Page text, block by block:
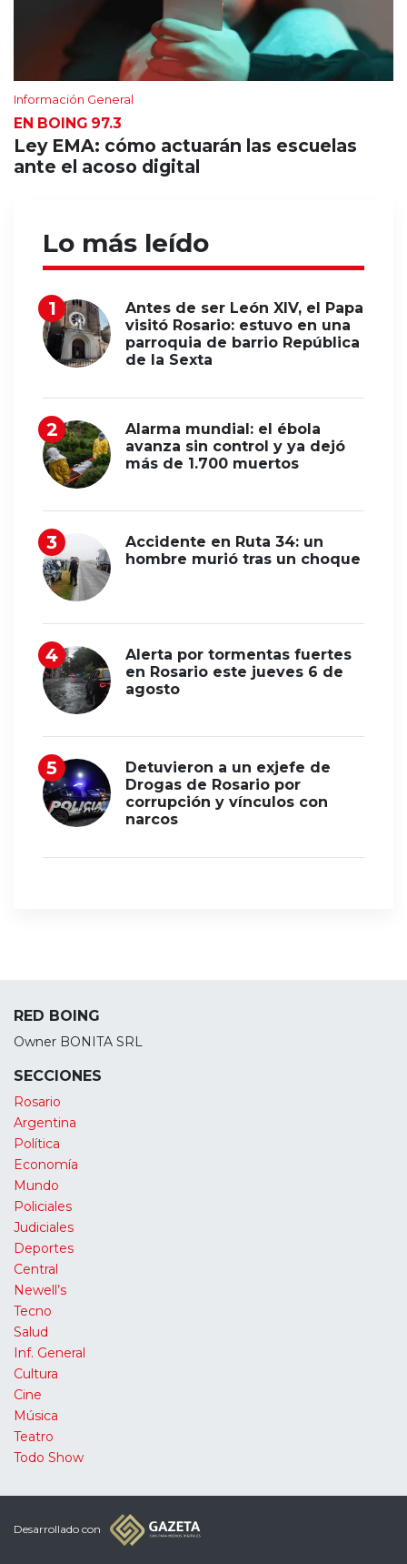
Información General
EN BOING 97.3
Ley EMA: cómo actuarán las escuelas
ante el acoso digital
Lo más leído
Antes de ser León XIV, el Papa
visitó Rosario: estuvo en una
parroquia de barrio República
de la Sexta
Alarma mundial: el ébola
avanza sin control y ya dejó
más de 1.700 muertos
Accidente en Ruta 34: un
hombre murió tras un choque
Alerta por tormentas fuertes
en Rosario este jueves 6 de
agosto
Detuvieron a un exjefe de
Drogas de Rosario por
corrupción y vínculos con
narcos
RED BOING
Owner BONITA SRL
SECCIONES
Rosario
Argentina
Política
Economía
Mundo
Policiales
Judiciales
Deportes
Central
Newell’s
Tecno
Salud
Inf. General
Cultura
Cine
Música
Teatro
Todo Show
Desarrollado con